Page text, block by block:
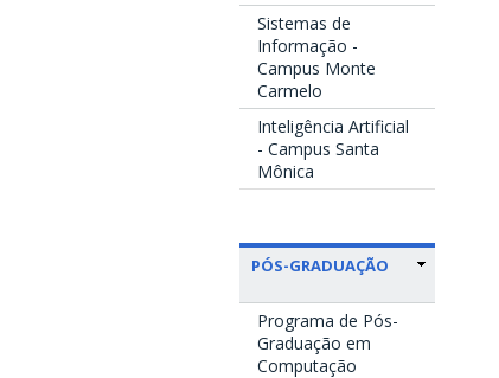
Sistemas de
Informação -
Campus Monte
Carmelo
Inteligência Artificial
- Campus Santa
Mônica
PÓS-GRADUAÇÃO
Programa de Pós-
Graduação em
Computação